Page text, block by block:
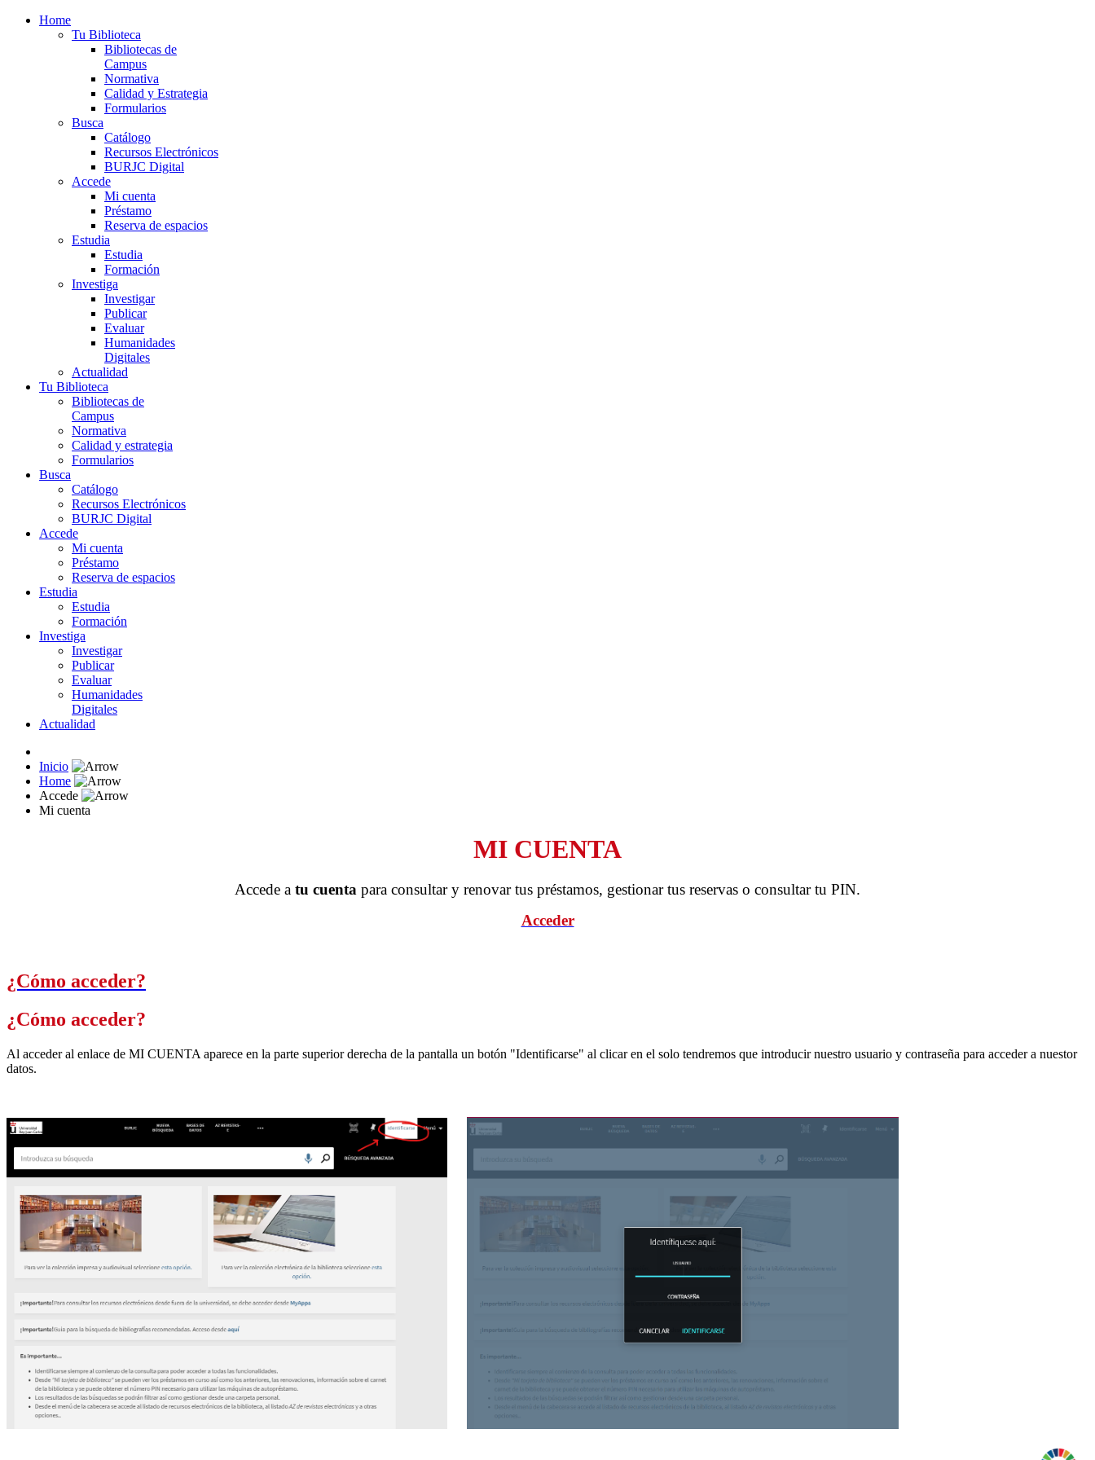
Home
Tu Biblioteca
Bibliotecas de
Campus
Normativa
Calidad y Estrategia
Formularios
Busca
Catálogo
Recursos Electrónicos
BURJC Digital
Accede
Mi cuenta
Préstamo
Reserva de espacios
Estudia
Estudia
Formación
Investiga
Investigar
Publicar
Evaluar
Humanidades
Digitales
Actualidad
Tu Biblioteca
Bibliotecas de
Campus
Normativa
Calidad y estrategia
Formularios
Busca
Catálogo
Recursos Electrónicos
BURJC Digital
Accede
Mi cuenta
Préstamo
Reserva de espacios
Estudia
Estudia
Formación
Investiga
Investigar
Publicar
Evaluar
Humanidades
Digitales
Actualidad
Inicio
Home
Accede
Mi cuenta
MI CUENTA
Accede a tu cuenta para consultar y renovar tus préstamos, gestionar tus reservas o consultar tu PIN.
Acceder
¿Cómo acceder?
¿Cómo acceder?
Al acceder al enlace de MI CUENTA aparece en la parte superior derecha de la pantalla un botón "Identificarse" al clicar en el solo tendremos que introducir nuestro usuario y contraseña para acceder a nuestor
datos.